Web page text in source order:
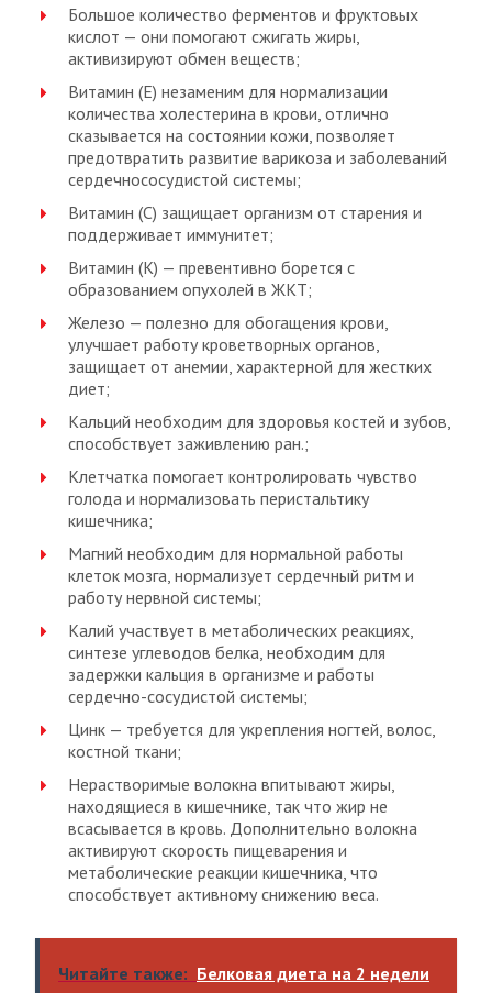
Большое количество ферментов и фруктовых
кислот — они помогают сжигать жиры,
активизируют обмен веществ;
Витамин (Е) незаменим для нормализации
количества холестерина в крови, отлично
сказывается на состоянии кожи, позволяет
предотвратить развитие варикоза и заболеваний
сердечнососудистой системы;
Витамин (С) защищает организм от старения и
поддерживает иммунитет;
Витамин (К) — превентивно борется с
образованием опухолей в ЖКТ;
Железо — полезно для обогащения крови,
улучшает работу кроветворных органов,
защищает от анемии, характерной для жестких
диет;
Кальций необходим для здоровья костей и зубов,
способствует заживлению ран.;
Клетчатка помогает контролировать чувство
голода и нормализовать перистальтику
кишечника;
Магний необходим для нормальной работы
клеток мозга, нормализует сердечный ритм и
работу нервной системы;
Калий участвует в метаболических реакциях,
синтезе углеводов белка, необходим для
задержки кальция в организме и работы
сердечно-сосудистой системы;
Цинк — требуется для укрепления ногтей, волос,
костной ткани;
Нерастворимые волокна впитывают жиры,
находящиеся в кишечнике, так что жир не
всасывается в кровь. Дополнительно волокна
активируют скорость пищеварения и
метаболические реакции кишечника, что
способствует активному снижению веса.
Читайте также: Белковая диета на 2 недели